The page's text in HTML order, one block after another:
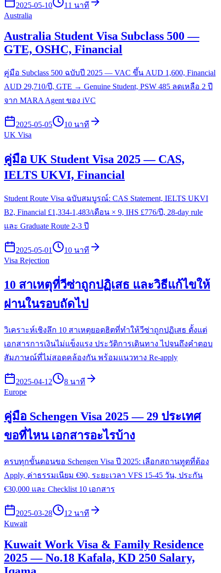
2025-05-10
11 นาที
Australia
Australia Student Visa Subclass 500 —
GTE, OSHC, Financial
คู่มือ Subclass 500 ฉบับปี 2025 — VAC ขึ้น AUD 1,600, Financial
AUD 29,710/ปี, GTE → Genuine Student, PSW 485 ลดเหลือ 2 ปี
จาก MARA Agent ของ iVC
2025-05-05
10 นาที
UK Visa
คู่มือ UK Student Visa 2025 — CAS,
IELTS UKVI, Financial
Student Route Visa ฉบับสมบูรณ์: CAS Statement, IELTS UKVI
B2, Financial £1,334-1,483/เดือน × 9, IHS £776/ปี, 28-day rule
และ Graduate Route 2-3 ปี
2025-05-01
10 นาที
Visa Rejection
10 สาเหตุที่วีซ่าถูกปฏิเสธ และวิธีแก้ไขให้
ผ่านในรอบถัดไป
วิเคราะห์เชิงลึก 10 สาเหตุยอดฮิตที่ทำให้วีซ่าถูกปฏิเสธ ตั้งแต่
เอกสารการเงินไม่แข็งแรง ประวัติการเดินทาง ไปจนถึงคำตอบ
สัมภาษณ์ที่ไม่สอดคล้องกัน พร้อมแนวทาง Re-apply
2025-04-12
8 นาที
Europe
คู่มือ Schengen Visa 2025 — 29 ประเทศ
ขอที่ไหน เอกสารอะไรบ้าง
ครบทุกขั้นตอนขอ Schengen Visa ปี 2025: เลือกสถานทูตที่ต้อง
Apply, ค่าธรรมเนียม €90, ระยะเวลา VFS 15-45 วัน, ประกัน
€30,000 และ Checklist 10 เอกสาร
2025-03-28
12 นาที
Kuwait
Kuwait Work Visa & Family Residence
2025 — No.18 Kafala, KD 250 Salary,